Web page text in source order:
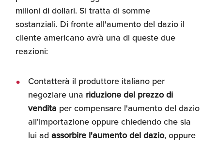
milioni di dollari. Si tratta di somme
sostanziali. Di fronte all'aumento del dazio il
cliente americano avrà una di queste due
reazioni:
Contatterà il produttore italiano per
negoziare una riduzione del prezzo di
vendita per compensare l'aumento del dazio
all'importazione oppure chiedendo che sia
lui adassorbire l'aumento del dazio, oppure